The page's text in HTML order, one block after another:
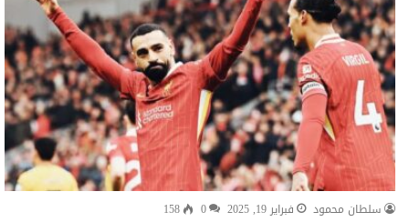
سلطان محمود فبراير 19, 2025 0
158